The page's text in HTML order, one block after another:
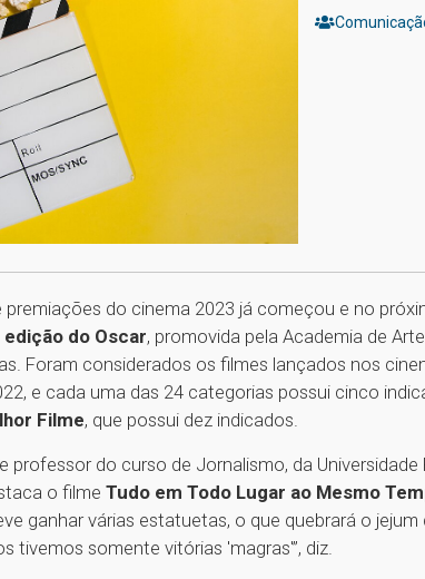
premiações do cinema 2023 já começou e no
edição do Oscar, promovida pela Academia de
Foram considerados os filmes lançados nos
e cada uma das 24 categorias possui cinco
Filme, que possui dez indicados.
professor do curso de Jornalismo, da Universidade
o filme Tudo em Todo Lugar ao Mesmo
ganhar várias estatuetas, o que quebrará o
tivemos somente vitórias 'magras'”, diz.